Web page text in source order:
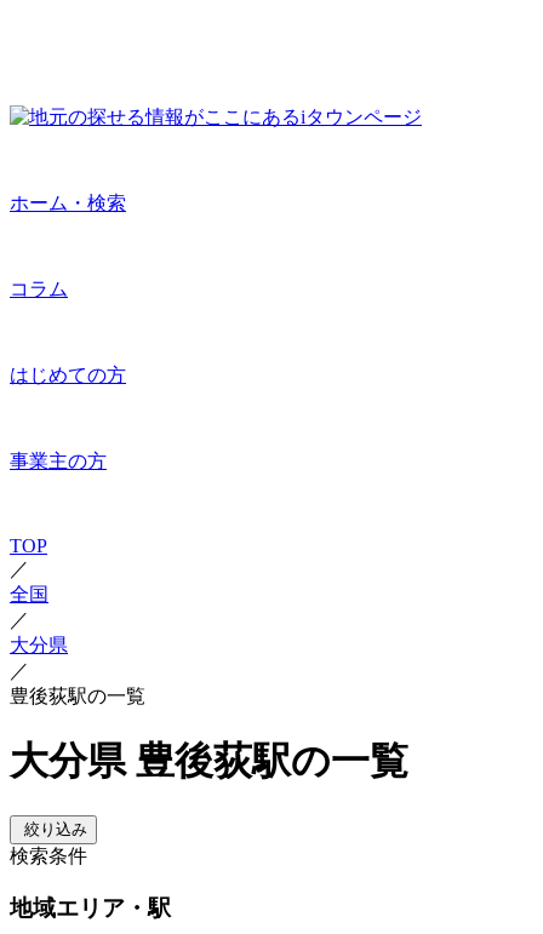
ホーム・検索
コラム
はじめての方
事業主の方
TOP
／
全国
／
大分県
／
豊後荻駅の一覧
大分県 豊後荻駅の一覧
絞り込み
検索条件
地域エリア・駅